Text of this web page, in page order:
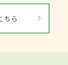
ちら